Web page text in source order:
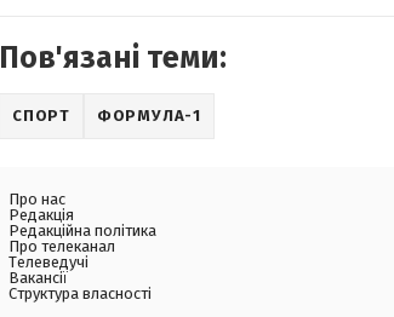
Пов'язані теми:
СПОРТ ФОРМУЛА-1
Про нас
Редакція
Редакційна політика
Про телеканал
Телеведучі
Вакансії
Структура власності